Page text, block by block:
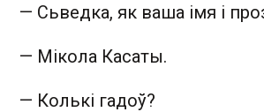
— Сьведка, як ваша імя і
— Мікола Касаты.
— Колькі гадоў?